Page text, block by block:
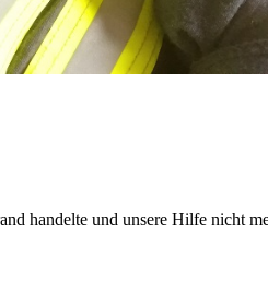
handelte und unsere Hilfe nicht